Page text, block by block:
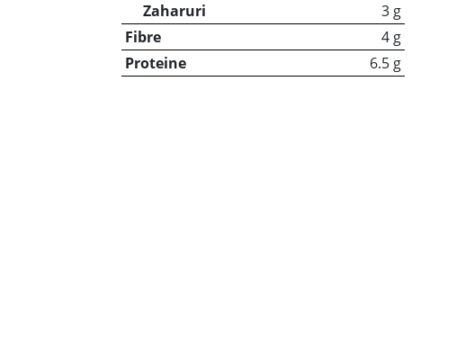
Zaharuri
3 g
Fibre
4 g
Proteine
6.5 g